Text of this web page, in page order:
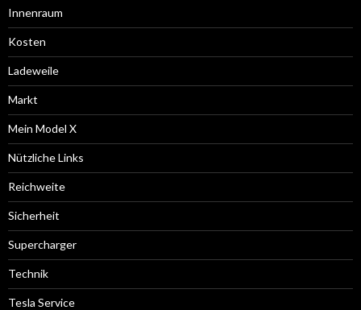
Innenraum
Kosten
Ladeweile
Markt
Mein Model X
Nützliche Links
Reichweite
Sicherheit
Supercharger
Technik
Tesla Service